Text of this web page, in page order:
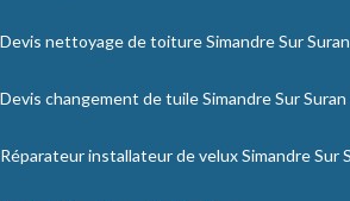
Devis nettoyage de toiture Simandre Sur Suran
Devis changement de tuile Simandre Sur Suran
Réparateur installateur de velux Simandre Sur